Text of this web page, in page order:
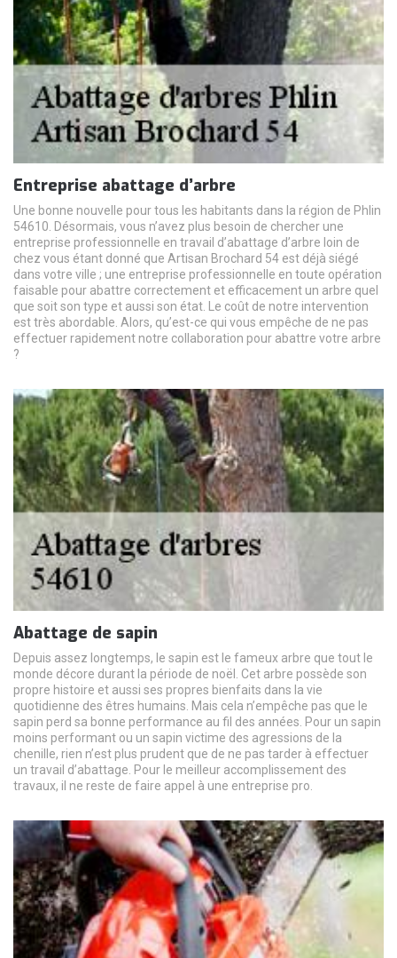
Entreprise abattage d’arbre
Une bonne nouvelle pour tous les habitants dans la région de Phlin
54610. Désormais, vous n’avez plus besoin de chercher une
entreprise professionnelle en travail d’abattage d’arbre loin de
chez vous étant donné que Artisan Brochard 54 est déjà siégé
dans votre ville ; une entreprise professionnelle en toute opération
faisable pour abattre correctement et efficacement un arbre quel
que soit son type et aussi son état. Le coût de notre intervention
est très abordable. Alors, qu’est-ce qui vous empêche de ne pas
effectuer rapidement notre collaboration pour abattre votre arbre
?
Abattage de sapin
Depuis assez longtemps, le sapin est le fameux arbre que tout le
monde décore durant la période de noël. Cet arbre possède son
propre histoire et aussi ses propres bienfaits dans la vie
quotidienne des êtres humains. Mais cela n’empêche pas que le
sapin perd sa bonne performance au fil des années. Pour un sapin
moins performant ou un sapin victime des agressions de la
chenille, rien n’est plus prudent que de ne pas tarder à effectuer
un travail d’abattage. Pour le meilleur accomplissement des
travaux, il ne reste de faire appel à une entreprise pro.